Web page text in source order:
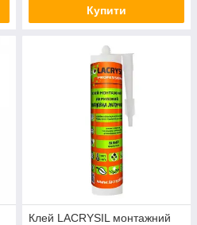
Купити
Клей LACRYSIL монтажний